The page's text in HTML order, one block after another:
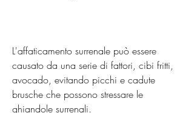
L'affaticamento surrenale può essere
causato da una serie di fattori, cibi fritti,
avocado, evitando picchi e cadute
brusche che possono stressare le
ghiandole surrenali.